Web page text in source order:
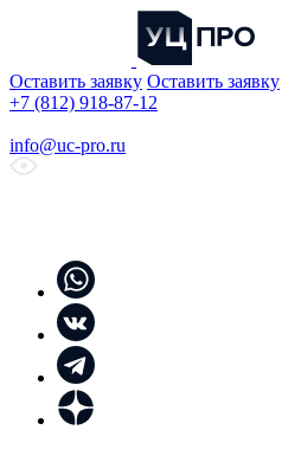
Оставить заявку Оставить заявку
+7 (812) 918-87-12
info@uc-pro.ru